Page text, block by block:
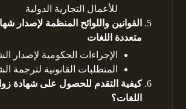
للأعمال التجارية الدولية
القوانين واللوائح المنظمة لإصدار
متعددة اللغات
الإجراءات الحكومية لإصدار
المتطلبات القانونية لترجمة
كيفية التقدم للحصول على شهادة
اللغات؟